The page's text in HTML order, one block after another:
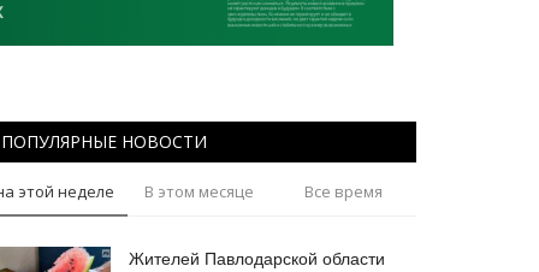
ПОПУЛЯРНЫЕ НОВОСТИ
этой неделе В этом месяце Все время
Жителей Павлодарской области